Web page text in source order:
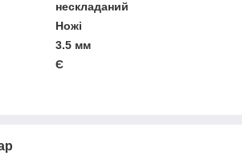
нескладаний
Ножі
3.5 мм
Є